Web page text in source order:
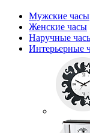
Мужские часы
Женские часы
Наручные
Интерьерные